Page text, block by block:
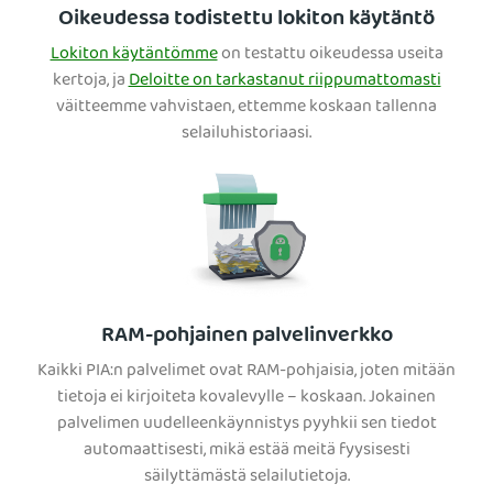
Oikeudessa todistettu lokiton käytäntö
Lokiton käytäntömmeon testattu oikeudessa useita
kertoja, jaDeloitte on tarkastanut riippumattomasti
väitteemme vahvistaen, ettemme koskaan tallenna
selailuhistoriaasi.
RAM-pohjainen palvelinverkko
Kaikki PIA:n palvelimet ovat RAM-pohjaisia, joten mitään
tietoja ei kirjoiteta kovalevylle – koskaan. Jokainen
palvelimen uudelleenkäynnistys pyyhkii sen tiedot
automaattisesti, mikä estää meitä fyysisesti
säilyttämästä selailutietoja.